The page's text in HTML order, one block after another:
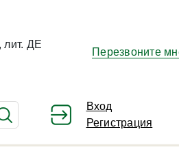
лит. ДЕ
Перезвоните
Вход
Регистрация